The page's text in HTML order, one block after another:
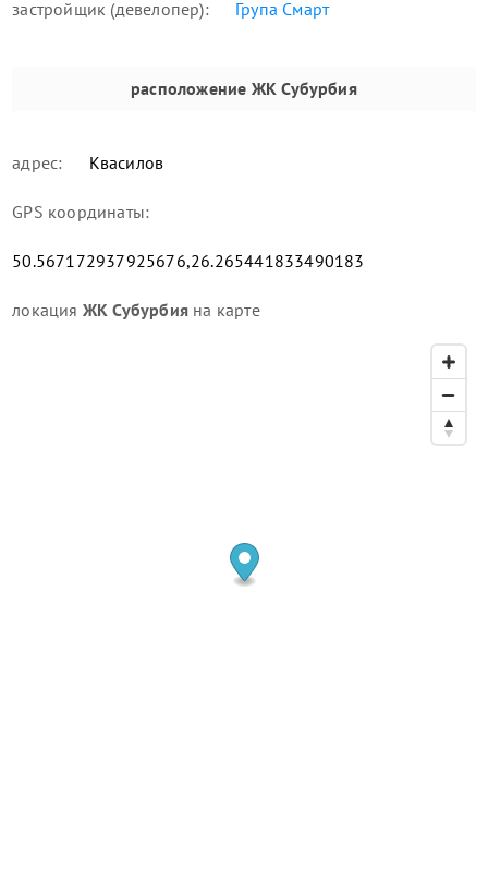
застройщик (девелопер): Група Смарт
расположение ЖК Субурбия
адрес: Квасилов
GPS координаты:
50.567172937925676,26.265441833490183
локация ЖК Субурбия на карте